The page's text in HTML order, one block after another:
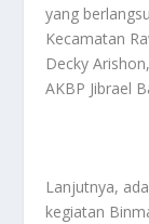
yang
Kecamatan
Decky
AKBP Jibrael
Lanjutnya,
kegiatan